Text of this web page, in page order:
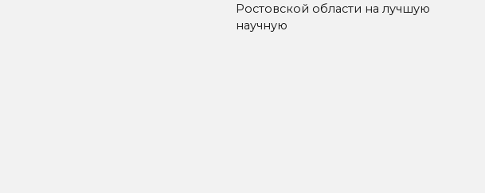
Ростовской области на лучшую
научную